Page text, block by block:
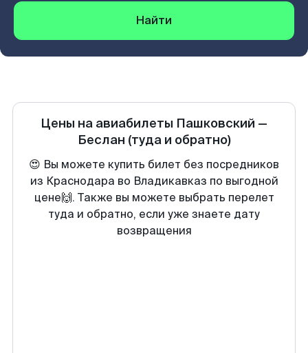
Найти
Цены на авиабилеты Пашковский —
Беслан (туда и обратно)
😍 Вы можете купить билет без посредников
из Краснодара во Владикавказ по выгодной
цене🙌. Также вы можете выбрать перелет
туда и обратно, если уже знаете дату
возвращения